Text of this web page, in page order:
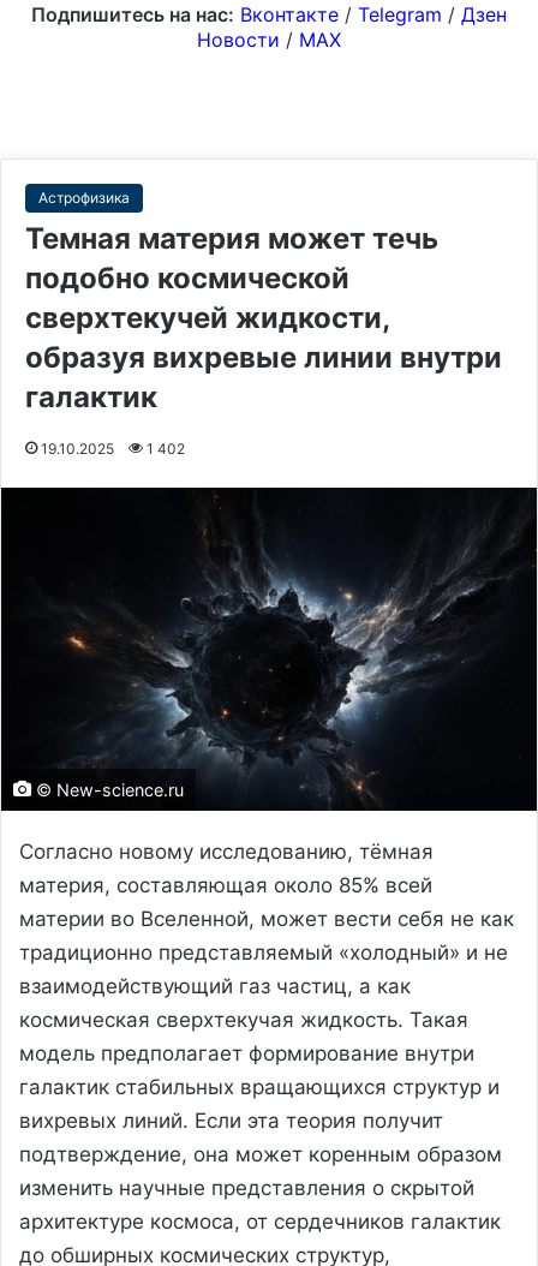
Подпишитесь на нас: Вконтакте / Telegram / Дзен
Новости / MAX